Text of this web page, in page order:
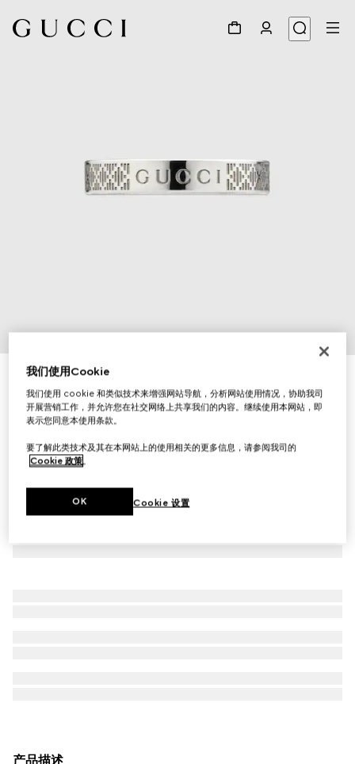
Gucci Diamante系列窄版戒指
A$550
产品描述
我们使用Cookie
我们使用 cookie 和类似技术来增强网站导航，分析网站使用情况，协助我司
开展营销工作，并允许您在社交网络上共享我们的内容。继续使用本网站，即
表示您同意本使用条款。
要了解此类技术及其在本网站上的使用相关的更多信息，请参阅我司的
Cookie 政策。
Cookie 设置
OK